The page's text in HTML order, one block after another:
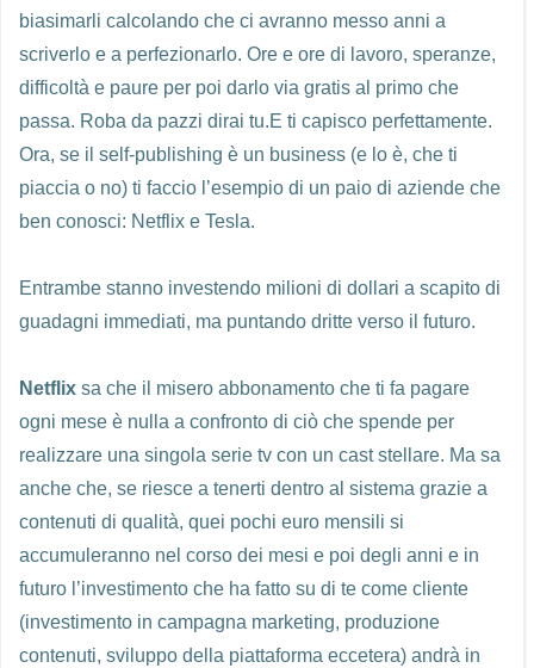
biasimarli calcolando che ci avranno messo anni a
scriverlo e a perfezionarlo. Ore e ore di lavoro, speranze,
difficoltà e paure per poi darlo via gratis al primo che
passa. Roba da pazzi dirai tu.E ti capisco perfettamente.
Ora, se il self-publishing è un business (e lo è, che ti
piaccia o no) ti faccio l’esempio di un paio di aziende che
ben conosci: Netflix e Tesla.
Entrambe stanno investendo milioni di dollari a scapito di
guadagni immediati, ma puntando dritte verso il futuro.
Netflix sa che il misero abbonamento che ti fa pagare
ogni mese è nulla a confronto di ciò che spende per
realizzare una singola serie tv con un cast stellare. Ma sa
anche che, se riesce a tenerti dentro al sistema grazie a
contenuti di qualità, quei pochi euro mensili si
accumuleranno nel corso dei mesi e poi degli anni e in
futuro l’investimento che ha fatto su di te come cliente
(investimento in campagna marketing, produzione
contenuti, sviluppo della piattaforma eccetera) andrà in